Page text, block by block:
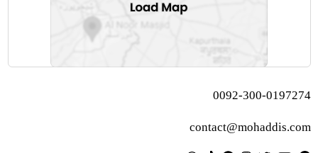
0092-300-0197274
contact@mohaddis.com